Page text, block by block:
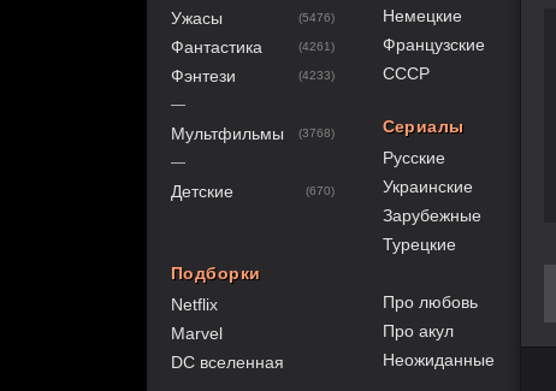
Ужасы (5476)
Фантастика (4261)
Фэнтези (4233)
—
Мультфильмы (3768)
—
Детские (670)
Подборки
Netflix
Marvel
DC вселенная
Немецкие
Французские
СССР
Сериалы
Русские
Украинские
Зарубежные
Турецкие
Про любовь
Про акул
Неожиданные